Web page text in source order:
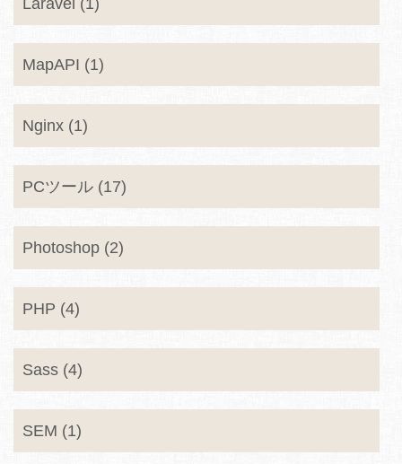
Laravel (1)
MapAPI (1)
Nginx (1)
PCツール (17)
Photoshop (2)
PHP (4)
Sass (4)
SEM (1)